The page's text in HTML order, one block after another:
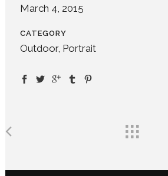
March 4, 2015
CATEGORY
Outdoor, Portrait